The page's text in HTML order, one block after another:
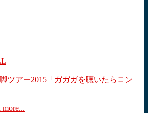
ツアー2015「ガガガを聴いたらコン
more...